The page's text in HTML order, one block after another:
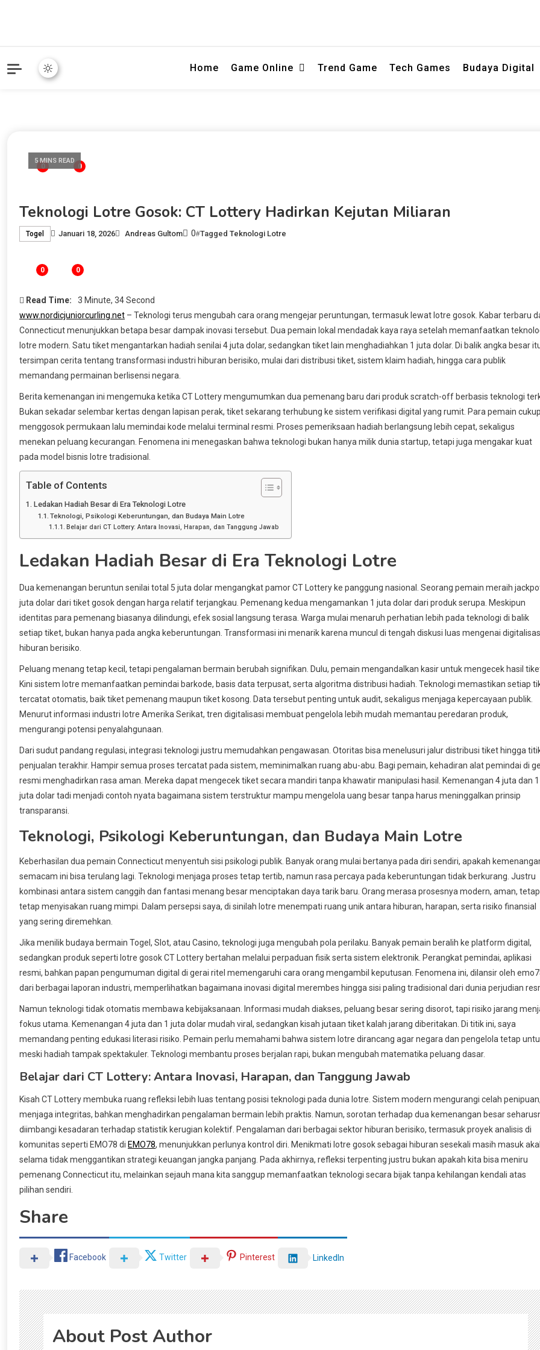
EMO78
Home Game Online Trend Game Tech Games Budaya Digital
0 0
5 MINS READ
Teknologi Lotre Gosok: CT Lottery Hadirkan Kejutan Miliaran
Togel Januari 18, 2026 Andreas Gultom 0 Tagged Teknologi Lotre
0 0
Read Time:
3 Minute, 34 Second
www.nordicjuniorcurling.net – Teknologi terus mengubah cara orang mengejar peruntungan, termasuk lewat lotre gosok. Kabar terbaru
Connecticut menunjukkan betapa besar dampak inovasi tersebut. Dua pemain lokal mendadak kaya raya setelah memanfaatkan
lotre modern. Satu tiket mengantarkan hadiah senilai 4 juta dolar, sedangkan tiket lain menghadiahkan 1 juta dolar. Di balik angka besar
tersimpan cerita tentang transformasi industri hiburan berisiko, mulai dari distribusi tiket, sistem klaim hadiah, hingga cara publik
memandang permainan berlisensi negara.
Berita kemenangan ini mengemuka ketika CT Lottery mengumumkan dua pemenang baru dari produk scratch-off berbasis teknologi
Bukan sekadar selembar kertas dengan lapisan perak, tiket sekarang terhubung ke sistem verifikasi digital yang rumit. Para pemain cukup
menggosok permukaan lalu memindai kode melalui terminal resmi. Proses pemeriksaan hadiah berlangsung lebih cepat, sekaligus
menekan peluang kecurangan. Fenomena ini menegaskan bahwa teknologi bukan hanya milik dunia startup, tetapi juga mengakar kuat
pada model bisnis lotre tradisional.
Table of Contents
Ledakan Hadiah Besar di Era Teknologi Lotre
Teknologi, Psikologi Keberuntungan, dan Budaya Main Lotre
Belajar dari CT Lottery: Antara Inovasi, Harapan, dan Tanggung Jawab
Ledakan Hadiah Besar di Era Teknologi Lotre
Dua kemenangan beruntun senilai total 5 juta dolar mengangkat pamor CT Lottery ke panggung nasional. Seorang pemain meraih
juta dolar dari tiket gosok dengan harga relatif terjangkau. Pemenang kedua mengamankan 1 juta dolar dari produk serupa. Meskipun
identitas para pemenang biasanya dilindungi, efek sosial langsung terasa. Warga mulai menaruh perhatian lebih pada teknologi di balik
setiap tiket, bukan hanya pada angka keberuntungan. Transformasi ini menarik karena muncul di tengah diskusi luas mengenai
hiburan berisiko.
Peluang menang tetap kecil, tetapi pengalaman bermain berubah signifikan. Dulu, pemain mengandalkan kasir untuk mengecek hasil
Kini sistem lotre memanfaatkan pemindai barkode, basis data terpusat, serta algoritma distribusi hadiah. Teknologi memastikan setiap
tercatat otomatis, baik tiket pemenang maupun tiket kosong. Data tersebut penting untuk audit, sekaligus menjaga kepercayaan publik.
Menurut informasi industri lotre Amerika Serikat, tren digitalisasi membuat pengelola lebih mudah memantau peredaran produk,
mengurangi potensi penyalahgunaan.
Dari sudut pandang regulasi, integrasi teknologi justru memudahkan pengawasan. Otoritas bisa menelusuri jalur distribusi tiket hingga
penjualan terakhir. Hampir semua proses tercatat pada sistem, meminimalkan ruang abu-abu. Bagi pemain, kehadiran alat pemindai di
resmi menghadirkan rasa aman. Mereka dapat mengecek tiket secara mandiri tanpa khawatir manipulasi hasil. Kemenangan 4 juta dan 1
juta dolar tadi menjadi contoh nyata bagaimana sistem terstruktur mampu mengelola uang besar tanpa harus meninggalkan prinsip
transparansi.
Teknologi, Psikologi Keberuntungan, dan Budaya Main Lotre
Keberhasilan dua pemain Connecticut menyentuh sisi psikologi publik. Banyak orang mulai bertanya pada diri sendiri, apakah
semacam ini bisa terulang lagi. Teknologi menjaga proses tetap tertib, namun rasa percaya pada keberuntungan tidak berkurang. Justru
kombinasi antara sistem canggih dan fantasi menang besar menciptakan daya tarik baru. Orang merasa prosesnya modern, aman,
tetap menyisakan ruang mimpi. Dalam persepsi saya, di sinilah lotre menempati ruang unik antara hiburan, harapan, serta risiko finansial
yang sering diremehkan.
Jika menilik budaya bermain Togel, Slot, atau Casino, teknologi juga mengubah pola perilaku. Banyak pemain beralih ke platform digital,
sedangkan produk seperti lotre gosok CT Lottery bertahan melalui perpaduan fisik serta sistem elektronik. Perangkat pemindai, aplikasi
resmi, bahkan papan pengumuman digital di gerai ritel memengaruhi cara orang mengambil keputusan. Fenomena ini, dilansir oleh
dari berbagai laporan industri, memperlihatkan bagaimana inovasi digital merembes hingga sisi paling tradisional dari dunia perjudian
Namun teknologi tidak otomatis membawa kebijaksanaan. Informasi mudah diakses, peluang besar sering disorot, tapi risiko jarang
fokus utama. Kemenangan 4 juta dan 1 juta dolar mudah viral, sedangkan kisah jutaan tiket kalah jarang diberitakan. Di titik ini, saya
memandang penting edukasi literasi risiko. Pemain perlu memahami bahwa sistem lotre dirancang agar negara dan pengelola tetap
meski hadiah tampak spektakuler. Teknologi membantu proses berjalan rapi, bukan mengubah matematika peluang dasar.
Belajar dari CT Lottery: Antara Inovasi, Harapan, dan Tanggung Jawab
Kisah CT Lottery membuka ruang refleksi lebih luas tentang posisi teknologi pada dunia lotre. Sistem modern mengurangi celah penipuan,
menjaga integritas, bahkan menghadirkan pengalaman bermain lebih praktis. Namun, sorotan terhadap dua kemenangan besar
diimbangi kesadaran terhadap statistik kerugian kolektif. Pengalaman dari berbagai sektor hiburan berisiko, termasuk proyek analisis di
komunitas seperti EMO78 di EMO78, menunjukkan perlunya kontrol diri. Menikmati lotre gosok sebagai hiburan sesekali masih masuk
selama tidak menggantikan strategi keuangan jangka panjang. Pada akhirnya, refleksi terpenting justru bukan apakah kita bisa meniru
pemenang Connecticut itu, melainkan sejauh mana kita sanggup memanfaatkan teknologi secara bijak tanpa kehilangan kendali atas
pilihan sendiri.
Share
Facebook Twitter Pinterest LinkedIn
About Post Author